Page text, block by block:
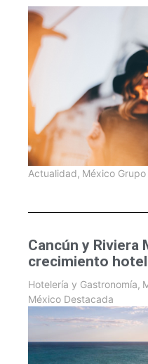
Actualidad, México Grupo
Cancún y Riviera
crecimiento
Hotelería y Gastronomía,
México Destacada